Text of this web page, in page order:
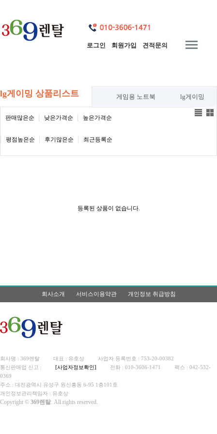
로그인 회원가입 견적문의
lg게이밍 상품리스트 게임용 노트북 lg게이밍
판매많은순 낮은가격순 높은가격순
평점높은순 후기많은순 최근등록순
등록된 상품이 없습니다.
회사소개 서비스이용약관 개인정보 취급방침
회사명 : 369렌탈 대표 : 유호상
사업자 등록번호 : 753-20-00382
통신판매업 신고 :
[사업자정보확인] 전화 : 010-3606-1471
팩스 : 042-532-
0369
주소 : 대전광역시 유성구 원신흥동 6-95 1층101호
개인정보관리책임자 : 유호상
Copyright © 369렌탈. All rights reserved.